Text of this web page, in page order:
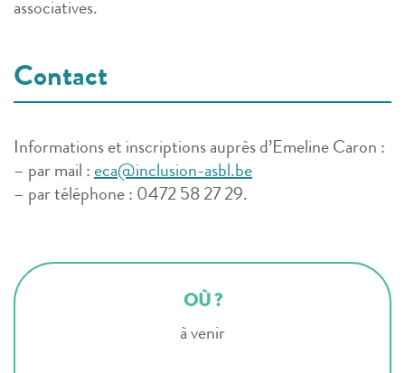
associatives.
Contact
Informations et inscriptions auprès d’Emeline Caron :
– par mail : eca@inclusion-asbl.be
– par téléphone : 0472 58 27 29.
OÙ ?
à venir